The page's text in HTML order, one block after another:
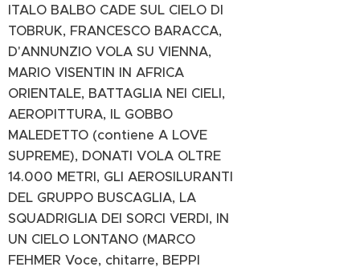
ITALO BALBO CADE SUL CIELO DI
TOBRUK, FRANCESCO BARACCA,
D'ANNUNZIO VOLA SU VIENNA,
MARIO VISENTIN IN AFRICA
ORIENTALE, BATTAGLIA NEI CIELI,
AEROPITTURA, IL GOBBO
MALEDETTO (contiene A LOVE
SUPREME), DONATI VOLA OLTRE
14.000 METRI, GLI AEROSILURANTI
DEL GRUPPO BUSCAGLIA, LA
SQUADRIGLIA DEI SORCI VERDI, IN
UN CIELO LONTANO (MARCO
FEHMER Voce, chitarre, BEPPI